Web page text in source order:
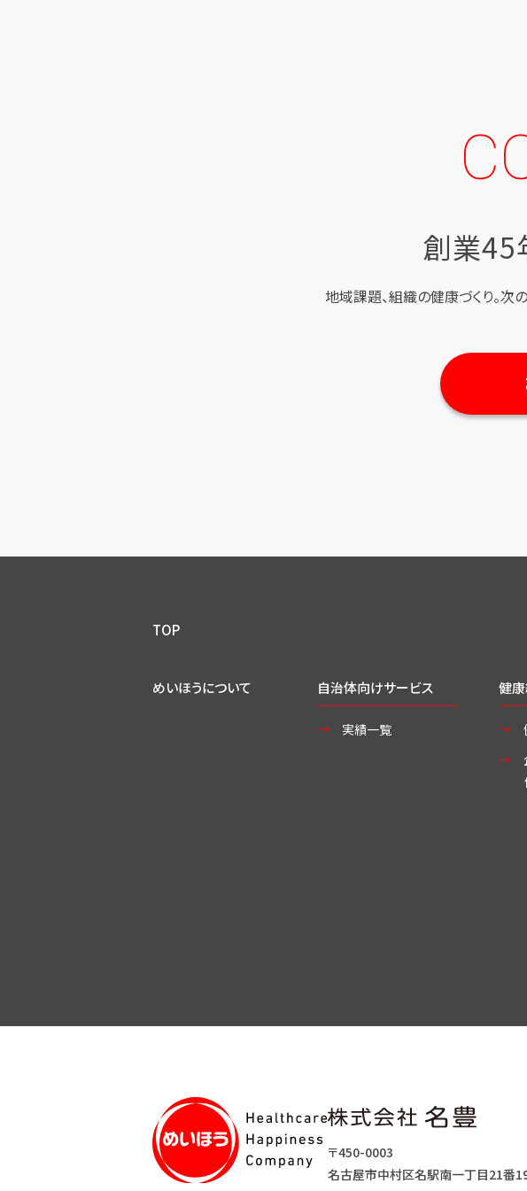
創業45
地域課題、組織の健康づくり。次
TOP
めいほうについて 自治体向けサービス
実績一覧
健
〒450-0003
名古屋市中村区名駅南一丁目21番